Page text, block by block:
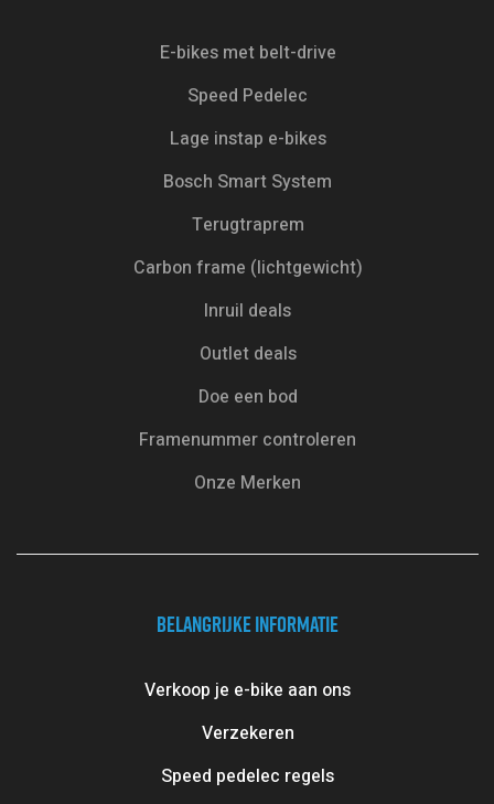
E-bikes met belt-drive
Speed Pedelec
Lage instap e-bikes
Bosch Smart System
Terugtraprem
Carbon frame (lichtgewicht)
Inruil deals
Outlet deals
Doe een bod
Framenummer controleren
Onze Merken
BELANGRIJKE INFORMATIE
Verkoop je e-bike aan ons
Verzekeren
Speed pedelec regels